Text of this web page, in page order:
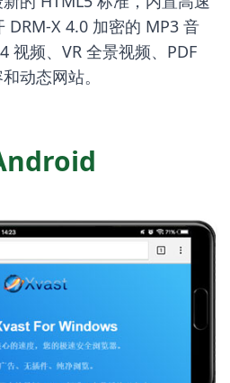
DRM-X 4.0 加密的 MP3 音
视频、VR 全景视频、PDF
动态网站。